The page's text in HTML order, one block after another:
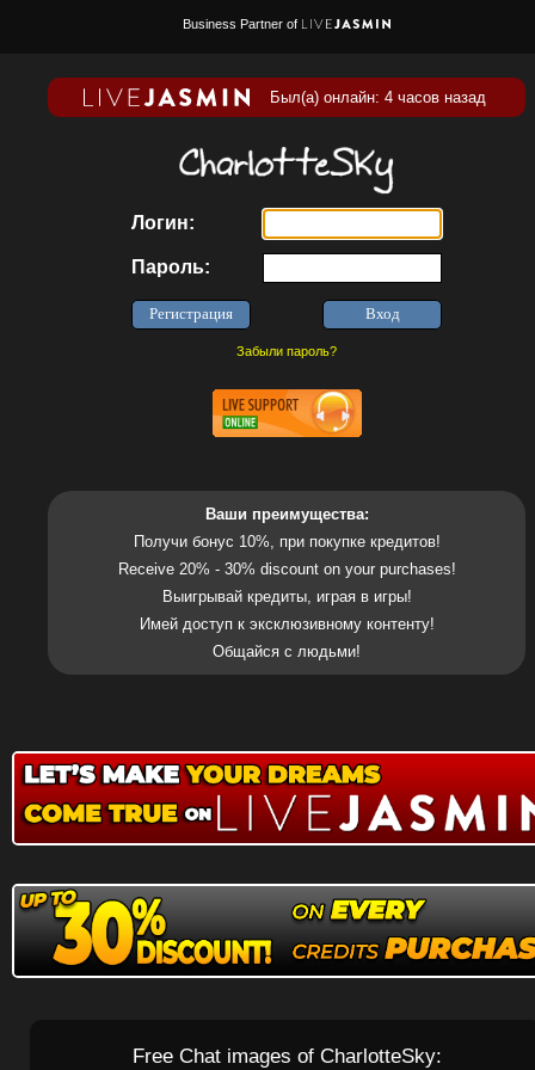
Business Partner of
Был(а) онлайн: 4 часов назад
Логин:
Пароль:
Забыли пароль?
Ваши преимущества:
Получи бонус 10%, при покупке кредитов!
Receive 20% - 30% discount on your purchases!
Выигрывай кредиты, играя в игры!
Имей доступ к эксклюзивному контенту!
Общайся с людьми!
Free Chat images of CharlotteSky: